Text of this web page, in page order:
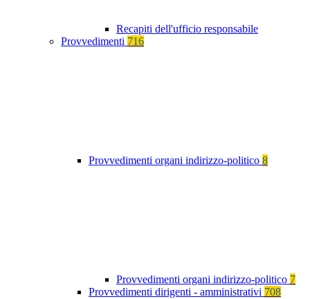
Recapiti dell'ufficio responsabile
Provvedimenti 716
Provvedimenti organi indirizzo-politico 8
Provvedimenti organi indirizzo-politico 7
Provvedimenti dirigenti - amministrativi 708